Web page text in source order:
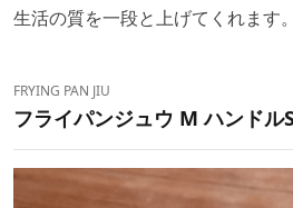
生活の質を一段と上げてくれます。
FRYING PAN JIU
フライパンジュウ M ハンドル